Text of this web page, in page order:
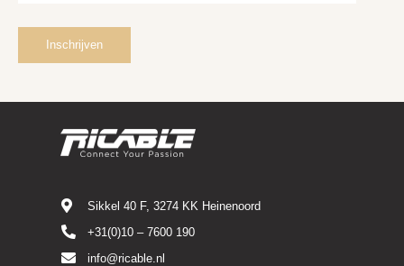
Sikkel 40 F, 3274 KK Heinenoord
+31(0)10 – 7600 190
info@ricable.nl